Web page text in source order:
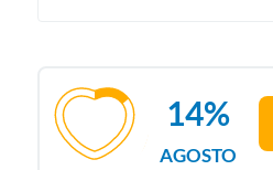
AGOSTO
14%